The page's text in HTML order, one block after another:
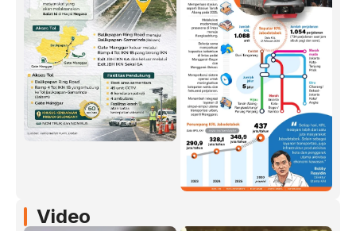
Video